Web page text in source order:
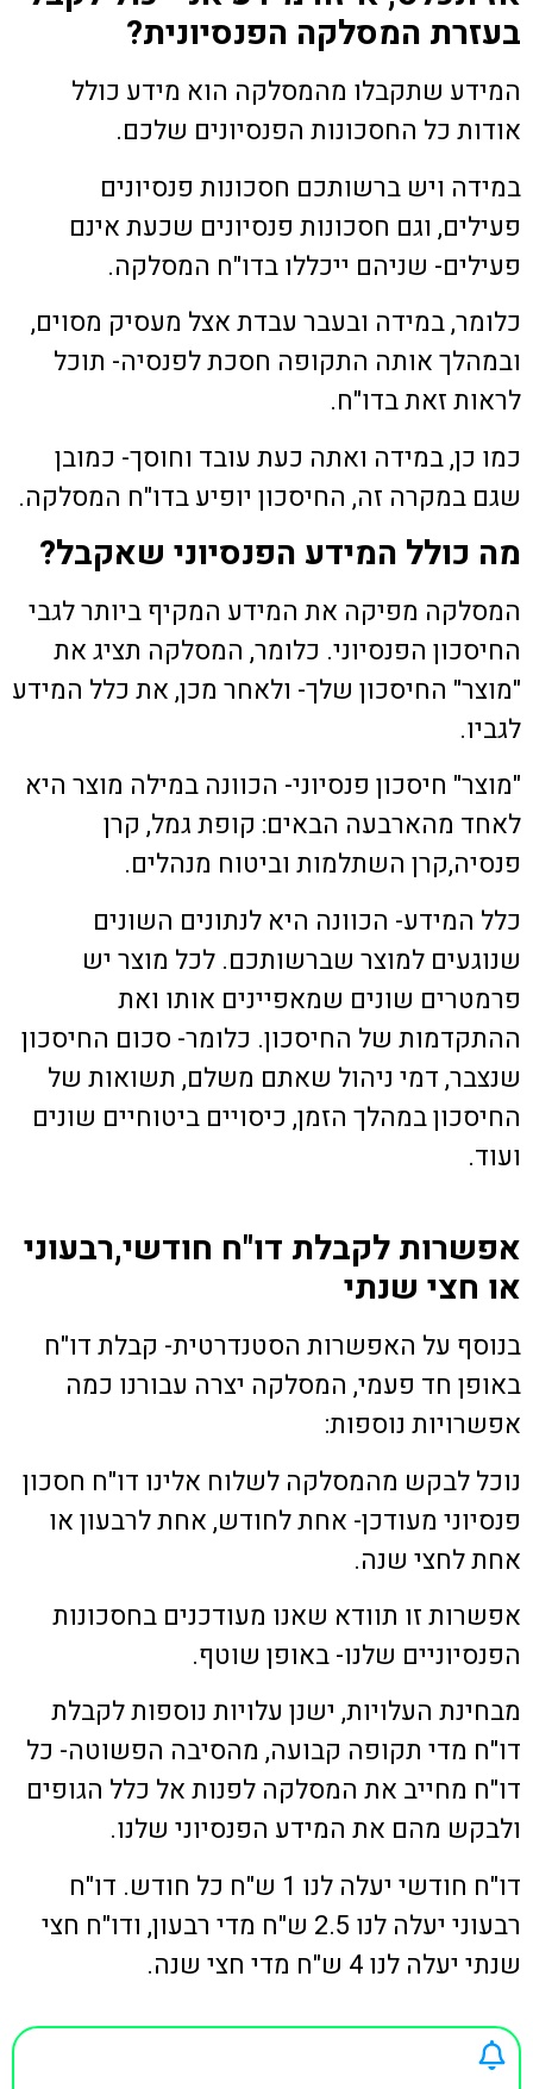
בעזרת המסלקה הפנסיונית?
המידע שתקבלו מהמסלקה הוא מידע כולל
אודות כל החסכונות הפנסיונים שלכם.
במידה ויש ברשותכם חסכונות פנסיונים
פעילים, וגם חסכונות פנסיונים שכעת אינם
פעילים- שניהם ייכללו בדו"ח המסלקה.
כלומר, במידה ובעבר עבדת אצל מעסיק מסוים,
ובמהלך אותה התקופה חסכת לפנסיה- תוכל
לראות זאת בדו"ח.
כמו כן, במידה ואתה כעת עובד וחוסך- כמובן
שגם במקרה זה, החיסכון יופיע בדו"ח המסלקה.
מה כולל המידע הפנסיוני שאקבל?
המסלקה מפיקה את המידע המקיף ביותר לגבי
החיסכון הפנסיוני. כלומר, המסלקה תציג את
"מוצר" החיסכון שלך- ולאחר מכן, את כלל המידע
לגביו.
"מוצר" חיסכון פנסיוני- הכוונה במילה מוצר היא
לאחד מהארבעה הבאים: קופת גמל, קרן
פנסיה,קרן השתלמות וביטוח מנהלים.
כלל המידע- הכוונה היא לנתונים השונים
שנוגעים למוצר שברשותכם. לכל מוצר יש
פרמטרים שונים שמאפיינים אותו ואת
ההתקדמות של החיסכון. כלומר- סכום החיסכון
שנצבר, דמי ניהול שאתם משלם, תשואות של
החיסכון במהלך הזמן, כיסויים ביטוחיים שונים
ועוד.
אפשרות לקבלת דו"ח חודשי,רבעוני
או חצי שנתי
בנוסף על האפשרות הסטנדרטית- קבלת דו"ח
באופן חד פעמי, המסלקה יצרה עבורנו כמה
אפשרויות נוספות:
נוכל לבקש מהמסלקה לשלוח אלינו דו"ח חסכון
פנסיוני מעודכן- אחת לחודש, אחת לרבעון או
אחת לחצי שנה.
אפשרות זו תוודא שאנו מעודכנים בחסכונות
הפנסיוניים שלנו- באופן שוטף.
מבחינת העלויות, ישנן עלויות נוספות לקבלת
דו"ח מדי תקופה קבועה, מהסיבה הפשוטה- כל
דו"ח מחייב את המסלקה לפנות אל כלל הגופים
ולבקש מהם את המידע הפנסיוני שלנו.
דו"ח חודשי יעלה לנו 1 ש"ח כל חודש. דו"ח
רבעוני יעלה לנו 2.5 ש"ח מדי רבעון, ודו"ח חצי
שנתי יעלה לנו 4 ש"ח מדי חצי שנה.